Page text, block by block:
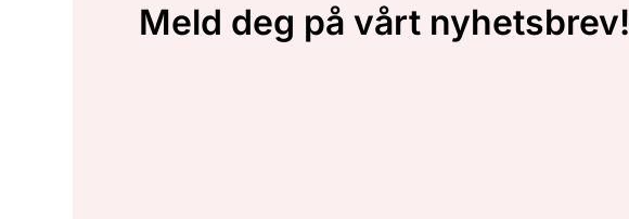
Meld deg på vårt nyhetsbrev!